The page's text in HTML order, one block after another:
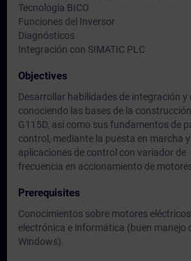
Tecnología BICO
Funciones del Inversor
Diagnósticos
Integración con SIMATIC PLC
Objectives
Desarrollar habilidades de integración y
conociendo las bases de la
G115D, así como sus fundamentos de
control, mediante la puesta en marcha
aplicaciones de control con variador de
frecuencia en accionamiento de motores
Prerequisites
Conocimientos sobre motores
electrónica e informática (buen manejo
Windows).